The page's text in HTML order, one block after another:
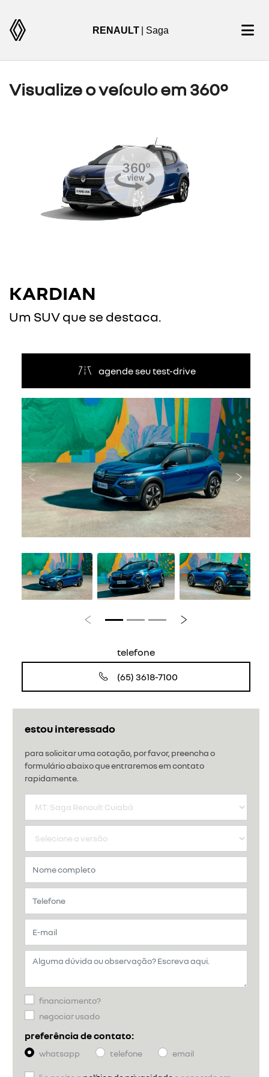
RENAULT | Saga
Visualize o veículo em 360°
KARDIAN
Um SUV que se destaca.
agende seu test-drive
estou interessado
para solicitar uma cotação, por favor, preencha o
formulário abaixo que entraremos em contato
rapidamente.
financiamento?
negociar usado
preferência de contato:
whatsapp telefone email
Anterior
Anterior Próximo
telefone
(65) 3618-7100